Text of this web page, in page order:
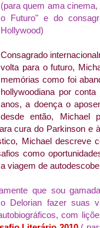
(para quem ama cinema,
o Futuro" e do
Hollywood)
Consagrado
volta para o futuro,
memórias como foi
hollywoodiana por
anos, a doença o
desde então, Michael
cura do Parkinson e
Michael descreve
como
viagem de
que sou
Delorian fazer suas
com